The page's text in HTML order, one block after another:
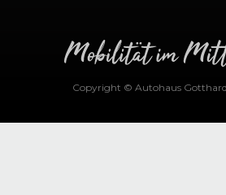
Copyright © Autohaus